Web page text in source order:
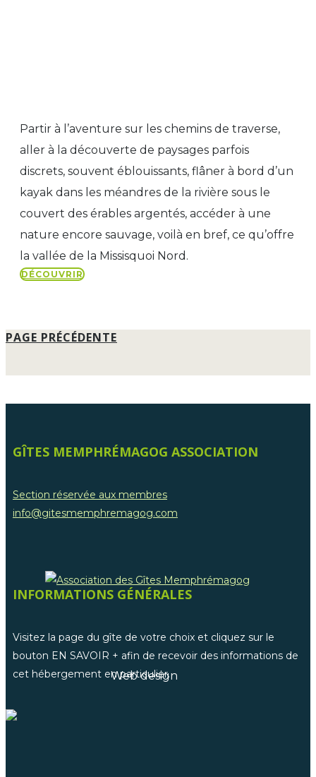
Partir à l’aventure sur les chemins de traverse,
aller à la découverte de paysages parfois
discrets, souvent éblouissants, flâner à bord d’un
kayak dans les méandres de la rivière sous le
couvert des érables argentés, accéder à une
nature encore sauvage, voilà en bref, ce qu’offre
la vallée de la Missisquoi Nord.
DÉCOUVRIR
PAGE PRÉCÉDENTE
GÎTES MEMPHRÉMAGOG ASSOCIATION
Section réservée aux membres
info@gitesmemphremagog.com
INFORMATIONS GÉNÉRALES
Visitez la page du gîte de votre choix et cliquez sur le
bouton EN SAVOIR + afin de recevoir des informations de
cet hébergement en particulier.
Web design